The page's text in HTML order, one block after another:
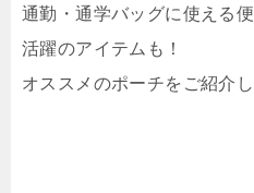
通勤・通学バッグに使える
活躍のアイテムも！
オススメのポーチをご紹介し